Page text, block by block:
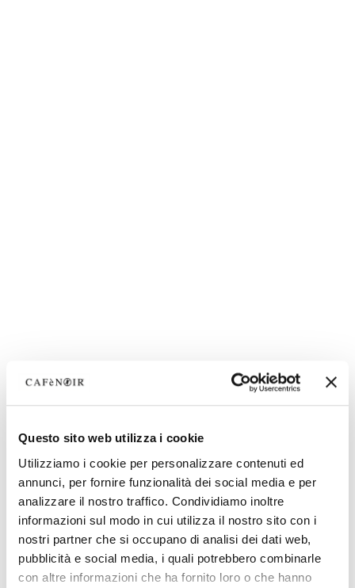
Questo sito web utilizza i cookie
Utilizziamo i cookie per personalizzare contenuti ed
annunci, per fornire funzionalità dei social media e per
analizzare il nostro traffico. Condividiamo inoltre
informazioni sul modo in cui utilizza il nostro sito con i
nostri partner che si occupano di analisi dei dati web,
pubblicità e social media, i quali potrebbero combinarle
con altre informazioni che ha fornito loro o che hanno